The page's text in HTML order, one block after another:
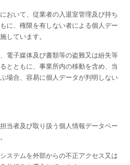
おいて、従業者の入退室管理及び持ち
に、権限を有しない者による個人デー
しています。
電子媒体及び書類等の盗難又は紛失等
とともに、事業所内の移動を含め、当
場合、容易に個人データが判明しない
当者及び取り扱う個人情報データベー
ステムを外部からの不正アクセス又は